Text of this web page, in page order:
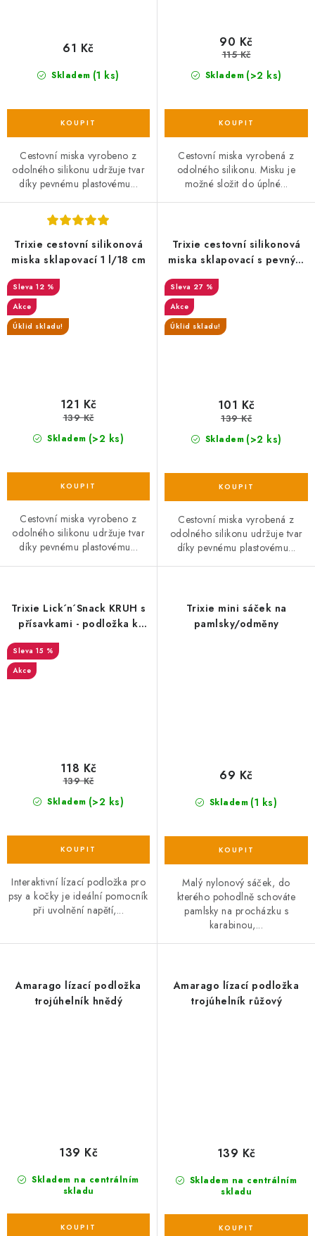
Skladem (1 ks)
61 Kč
Cestovní miska vyrobeno z
odolného silikonu udržuje tvar
díky pevnému plastovému...
Skladem (>2 ks)
90 Kč
115 Kč
Cestovní miska vyrobená z
odolného silikonu. Misku je
možné složit do úplné...
Trixie cestovní silikonová
miska sklapovací 1 l/18 cm
12 %
Akce
Úklid skladu!
Skladem (>2 ks)
121 Kč
139 Kč
Cestovní miska vyrobeno z
odolného silikonu udržuje tvar
díky pevnému plastovému...
Trixie cestovní silikonová
miska sklapovací s pevným
okrajem 0,5 l/14 cm
27 %
Akce
Úklid skladu!
Skladem (>2 ks)
101 Kč
139 Kč
Cestovní miska vyrobená z
odolného silikonu udržuje tvar
díky pevnému plastovému...
Trixie Lick´n´Snack KRUH s
přísavkami - podložka k
TPR/plast, růžová
15 %
Akce
Skladem (>2 ks)
118 Kč
139 Kč
Interaktivní lízací podložka pro
psy a kočky je ideální pomocník
při uvolnění napětí,...
Trixie mini sáček na
pamlsky/odměny
Skladem (1 ks)
69 Kč
Malý nylonový sáček, do
kterého pohodlně schováte
pamlsky na procházku s
karabinou,...
Amarago lízací podložka
trojúhelník hnědý
Skladem na centrálním
skladu
139 Kč
Amarago lízací podložka
trojúhelník růžový
Skladem na centrálním
skladu
139 Kč